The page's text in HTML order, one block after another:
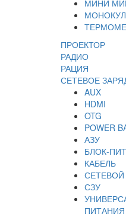
МИНИ
ПРОЕКТОР
РАДИО
РАЦИЯ
СЕТЕВОЕ
AUX
HDMI
OTG
POWER
АЗУ
БЛОК-
КАБЕЛЬ
СЗУ